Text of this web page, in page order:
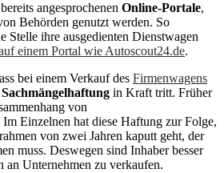
angesprochenen Online-Portale,
Behörden genutzt werden. So
Stelle ihre ausgedienten Dienstwagen
einem Portal wie Autoscout24.de.
bei einem Verkauf des Firmenwagens
Sachmängelhaftung in Kraft tritt. Früher
von
Im Einzelnen hat diese Haftung zur Folge,
von zwei Jahren kaputt geht, der
muss. Deswegen sind Inhaber besser
an Unternehmen zu verkaufen.